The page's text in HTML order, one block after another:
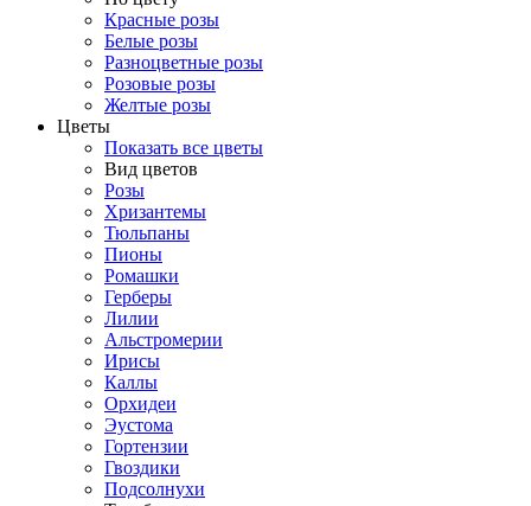
Красные розы
Белые розы
Разноцветные розы
Розовые розы
Желтые розы
Цветы
Показать все цветы
Вид цветов
Розы
Хризантемы
Тюльпаны
Пионы
Ромашки
Герберы
Лилии
Альстромерии
Ирисы
Каллы
Орхидеи
Эустома
Гортензии
Гвоздики
Подсолнухи